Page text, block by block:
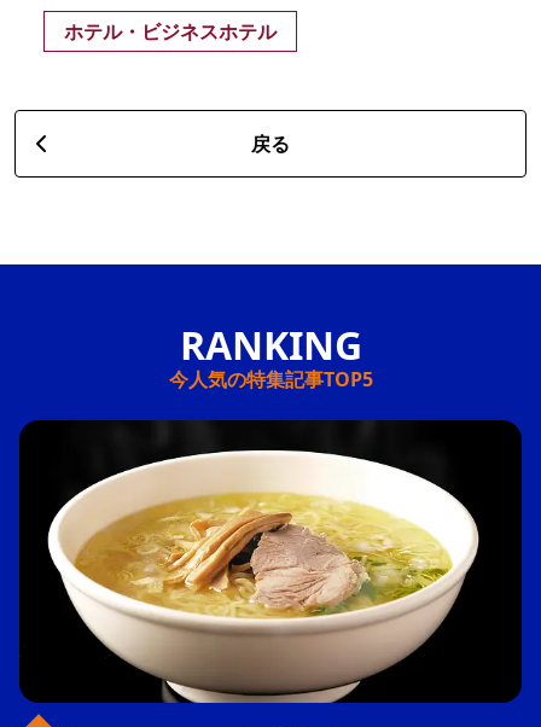
ホテル・ビジネスホテル
戻る
今人気の特集記事TOP5